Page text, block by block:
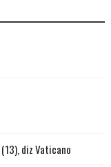
diz Vaticano